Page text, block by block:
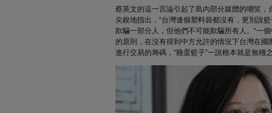
蔡英文的這一言論引起了島內部分媒體的嘲笑
尖銳地指出，“台灣連個塑料袋都沒有，更別說
欺騙一部分人，但他們不可能欺騙所有人。“一
的原則，在沒有得到中方允許的情況下台灣在
進行交易的籌碼，“雞蛋籃子”一說根本就是無稽